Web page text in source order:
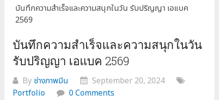
บันทึกความสำเร็จและความสนุกในวัน รับปริญญา เอแบค
2569
บันทึกความสำเร็จและความสนุกในวัน
รับปริญญา เอแบค 2569
By ช่างภาพมีน
September 20, 2024
Portfolio
0 Comments